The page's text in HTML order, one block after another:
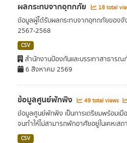
ผลกระทบจากอุทกภัย 18 total
ข้อมูลผู้ได้รับผลกระทบจากอุทกภัยของ
2567-2568
CSV
สำนักงานป้องกันและบรรเทาสาธาร
6 สิงหาคม 2569
ข้อมูลศูนย์พักพิง 49 total views
ข้อมูลศูนย์พักพิง เป็นการเตรียมพร้อมเ
จนทำให้ไม่สามารถพักอาศัยอยู่ในเคหะส
CSV